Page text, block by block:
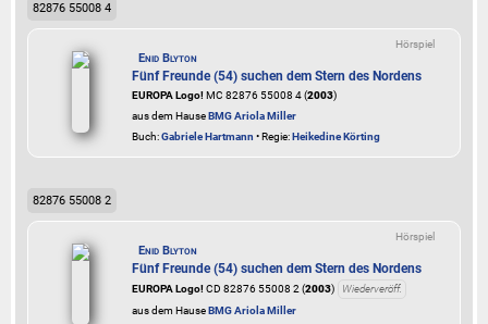
82876 55008 4
Hörspiel
Enid Blyton
Fünf Freunde (54) suchen dem Stern des Nordens
EUROPA Logo!MC 82876 55008 4 (2003)
aus dem HauseBMG Ariola Miller
Buch:Gabriele Hartmann • Regie:Heikedine Körting
82876 55008 2
Hörspiel
Enid Blyton
Fünf Freunde (54) suchen dem Stern des Nordens
EUROPA Logo!CD 82876 55008 2 (2003)
Wiederveröff.
aus dem HauseBMG Ariola Miller